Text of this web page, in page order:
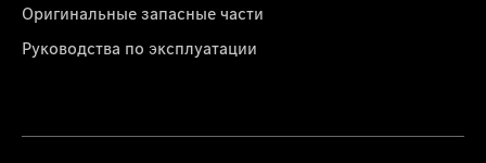
Оригинальные запасные части
Руководства по эксплуатации